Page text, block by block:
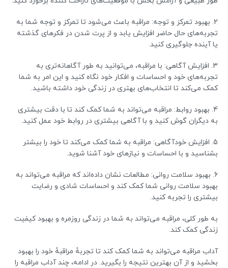
2. بهبود تمرکز و توجه: مراقبه باعث می‌شود تا تمرکز و توجه شما به
تجربه‌های حال حاضر افزایش یابد و از پرت شدن در فکرهای گذشته
یا آینده جلوگیری کنید.
3. افزایش آگاهی: با مراقبه، می‌توانید به طور آگاهانه‌تری به
تجربه‌های خود و احساسات و افکار خود نگاه کنید و این امر به شما
کمک می‌کند تا انتخاب‌های بهتری در زندگی خود داشته باشید.
4. بهبود روابط: مراقبه می‌تواند به شما کمک کند تا با دقت بیشتری
به دیگران گوش کنید و با آگاهی بیشتری در روابط خود عمل کنید.
5. افزایش خودآگاهی: مراقبه به شما کمک می‌کند تا خود را بیشتر
بشناسید و با احساسات و نیازهای خود آشنا شوید.
6. بهبود سلامت روانی: مطالعات نشان داده‌اند که مراقبه می‌تواند به
بهبود سلامت روانی شما کمک کند و احساسات شادی و رضایت
بیشتری را تجربه کنید.
به طور کلی، مراقبه می‌تواند به شما در زندگی روزمره و بهبود کیفیت
زندگی کمک کند.
آداب مراقبه می‌تواند به شما کمک کند تا تجربهٔ مراقبهٔ خود را بهبود
بخشید و از آن بهترین نتیجه را بگیرید. در ادامه، چند آداب مراقبه را